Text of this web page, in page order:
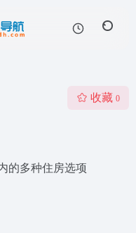
收藏 0
的多种住房选项